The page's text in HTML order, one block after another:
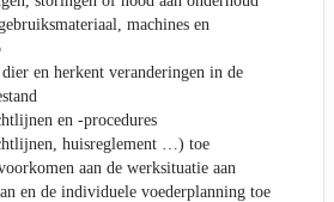
machines en
en herkent veranderingen in de
en -procedures
huisreglement …) toe
aan de werksituatie aan
en de individuele voederplanning toe